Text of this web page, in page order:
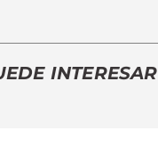
INTERESAR